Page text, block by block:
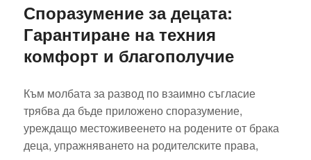
Споразумение за децата:
Гарантиране на техния
комфорт и благополучие
Към молбата за развод по взаимно съгласие
трябва да бъде приложено споразумение,
уреждащо местоживеенето на родените от брака
деца, упражняването на родителските права,